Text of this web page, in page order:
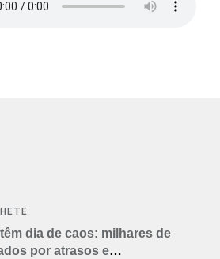
dia de caos: milhares de
por atrasos e